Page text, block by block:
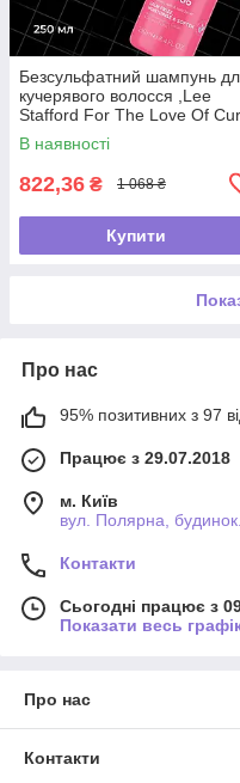
Безсульфатний шампунь
кучерявого волосся ,Lee
Stafford For The Love Of
Shampoo,250мл
В наявності
822,36 ₴ 1 068 ₴
Купити
Про нас
95% позитивних з 97
Працює з 29.07.2018
м. Київ
вул. Полярна,
Контакти
Сьогодні працює з
Показати весь
Про нас
Контакти